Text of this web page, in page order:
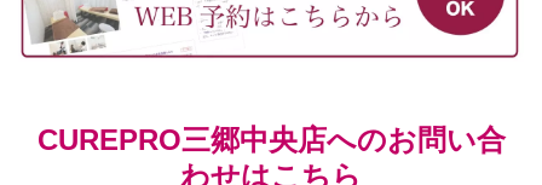
CUREPRO三郷中央店へのお問い合
わせはこちら